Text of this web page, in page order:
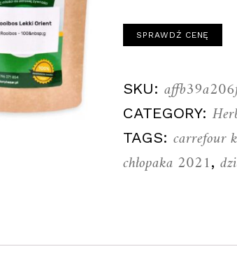
SPRAWDŹ CENĘ
SKU:
CATEGORY:
TAGS:carrefour
chłopaka 2021,